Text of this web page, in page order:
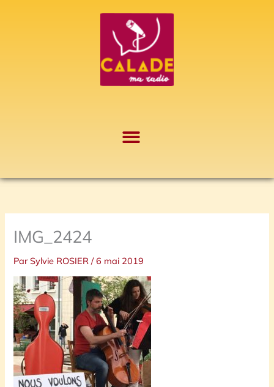
IMG_2424
ParSylvie ROSIER/6 mai 2019